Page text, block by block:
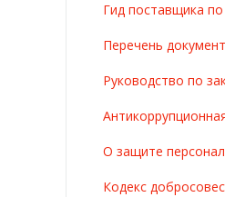
Гид поставщика
Перечень
Руководство по
О защите
Кодекс